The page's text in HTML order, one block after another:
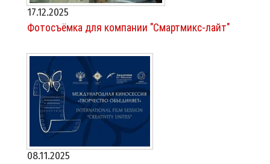
17.12.2025
Фотосъёмка для компании "Смартмикс-лайт"
08.11.2025